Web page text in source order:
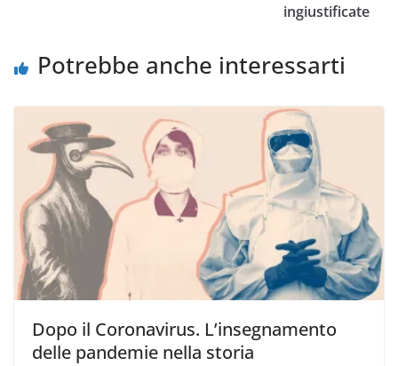
ingiustificate
Potrebbe anche interessarti
Dopo il Coronavirus. L’insegnamento
delle pandemie nella storia